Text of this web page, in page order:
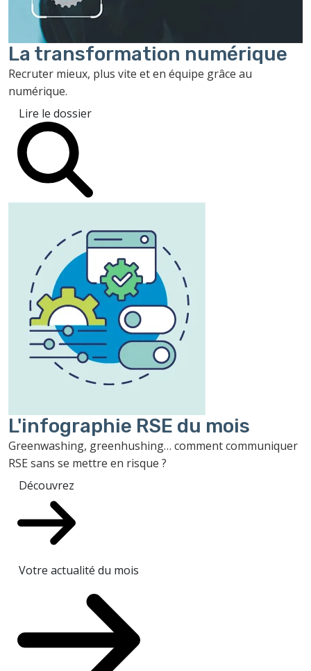
La transformation numérique
Recruter mieux, plus vite et en équipe grâce au
numérique.
Lire le dossier
L'infographie RSE du mois
Greenwashing, greenhushing… comment communiquer
RSE sans se mettre en risque ?
Découvrez
Votre actualité du mois